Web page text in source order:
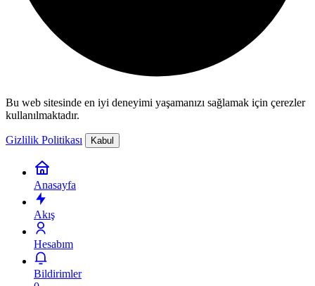
Bu web sitesinde en iyi deneyimi yaşamanızı sağlamak için çerezler
kullanılmaktadır.
Gizlilik Politikası Kabul
Anasayfa
Akış
Hesabım
Bildirimler